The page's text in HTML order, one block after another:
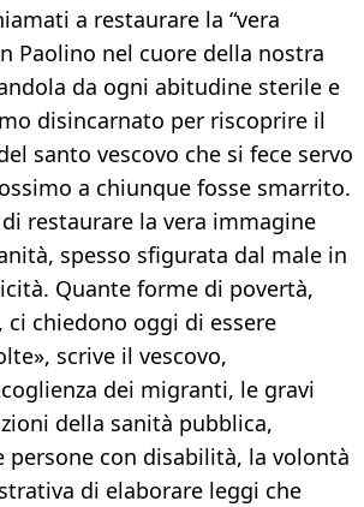
a restaurare la “vera
Paolino nel cuore della nostra
da ogni abitudine sterile e
disincarnato per riscoprire il
santo vescovo che si fece servo
a chiunque fosse smarrito.
restaurare la vera immagine
spesso sfigurata dal male in
Quante forme di povertà,
ci chiedono oggi di essere
scrive il vescovo,
dei migranti, le gravi
della sanità pubblica,
persone con disabilità, la volontà
di elaborare leggi che